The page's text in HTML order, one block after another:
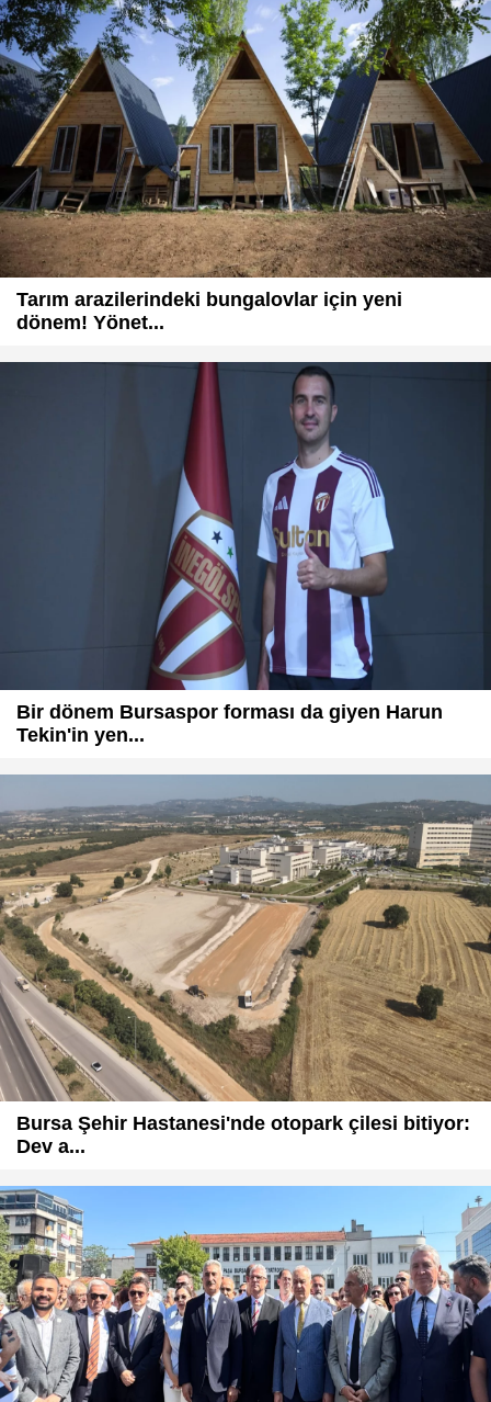
Tarım arazilerindeki bungalovlar için yeni
dönem! Yönet...
Bir dönem Bursaspor forması da giyen Harun
Tekin'in yen...
Bursa Şehir Hastanesi'nde otopark çilesi bitiyor:
Dev a...